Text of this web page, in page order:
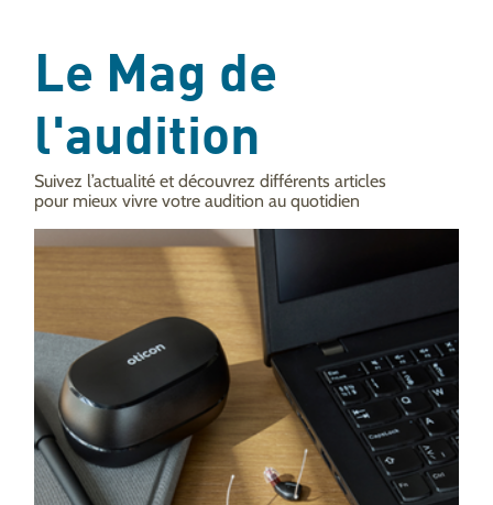
Le Mag de
l'audition
Suivez l’actualité et découvrez différents articles
pour mieux vivre votre audition au quotidien